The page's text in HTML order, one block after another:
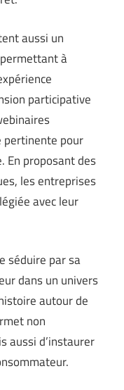
aussi un
à
participative
pour
En proposant des
les entreprises
avec leur
séduire par sa
dans un univers
autour de
non
aussi d’instaurer